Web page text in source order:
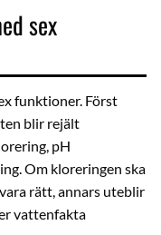
sex
funktioner. Först
blir rejält
pH
Om kloreringen ska
rätt, annars uteblir
vattenfakta